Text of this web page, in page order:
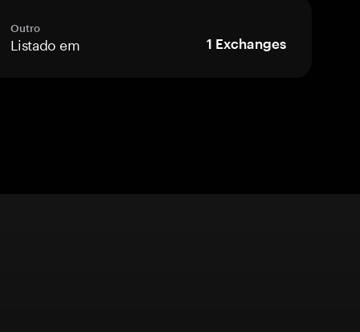
Outro
Listado em 1 Exchanges